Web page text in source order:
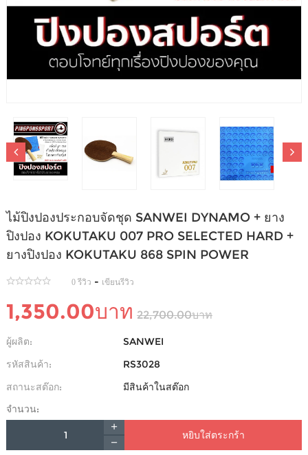
ไม้ปิงปองประกอบจัดชุด SANWEI DYNAMO + ยาง
ปิงปอง KOKUTAKU 007 PRO SELECTED HARD +
ยางปิงปอง KOKUTAKU 868 SPIN POWER
0 รีวิว - เขียนรีวิว
1,350.00บาท 22,700.00บาท
ผู้ผลิต:
SANWEI
รหัสสินค้า:
RS3028
สถานะสต๊อก:
มีสินค้าในสต๊อก
จำนวน:
หยิบใส่ตระกร้า